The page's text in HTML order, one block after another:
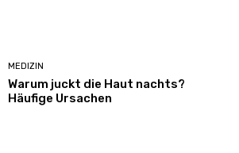
MEDIZIN
Warum juckt die Haut nachts?
Häufige Ursachen